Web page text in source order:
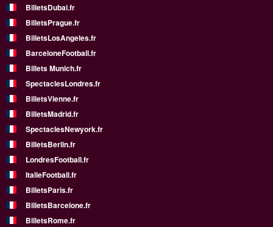
BilletsDubai.fr
BilletsPrague.fr
BilletsLosAngeles.fr
BarceloneFootball.fr
Billets Munich.fr
SpectaclesLondres.fr
BilletsVienne.fr
BilletsMadrid.fr
SpectaclesNewyork.fr
BilletsBerlin.fr
LondresFootball.fr
ItalieFootball.fr
BilletsParis.fr
BilletsBarcelone.fr
BilletsRome.fr